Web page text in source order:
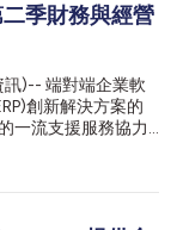
SAP ECC對我們
機構，詢問有何方
運行，他們建議我
以來，我們意識到
並避免不必要的遷
，業務版圖橫跨消
季財務與經營
)-- 端對端企業軟
創新解決方案的
一流支援服務協力
標的改善，顯示我